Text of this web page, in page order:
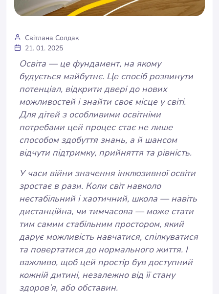
Світлана Солдак
21. 01. 2025
Освіта — це фундамент, на якому
будується майбутнє. Це спосіб розвинути
потенціал, відкрити двері до нових
можливостей і знайти своє місце у світі.
Для дітей з особливими освітніми
потребами цей процес стає не лише
способом здобуття знань, а й шансом
відчути підтримку, прийняття та рівність.
У часи війни значення інклюзивної освіти
зростає в рази. Коли світ навколо
нестабільний і хаотичний, школа — навіть
дистанційна, чи тимчасова — може стати
тим самим стабільним простором, який
дарує можливість навчатися, спілкуватися
та повертатися до нормального життя. І
важливо, щоб цей простір був доступний
кожній дитині, незалежно від її стану
здоров’я, або обставин.